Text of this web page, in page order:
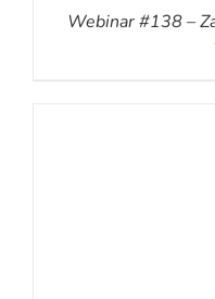
Webinar #138 –